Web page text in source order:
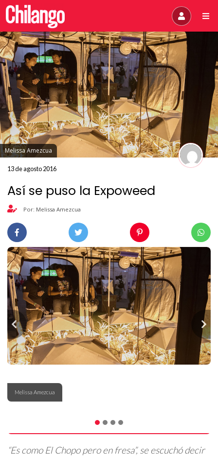
Melissa Amezcua
13 de agosto 2016
Así se puso la Expoweed
Por: Melissa Amezcua
Melissa Amezcua
“Es como El Chopo pero en fresa”, se escuchó decir